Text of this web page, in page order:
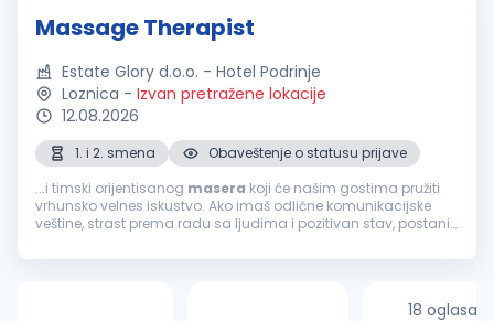
Massage Therapist
Estate Glory d.o.o. - Hotel Podrinje
Loznica - Izvan pretražene lokacije
12.08.2026
1. i 2. smena
Obaveštenje o statusu prijave
...i timski orijentisanog masera koji će našim gostima pružiti
vrhunsko velnes iskustvo. Ako imaš odlične komunikacijske
veštine, strast prema radu sa ljudima i pozitivan stav, postani
odgovarajuća...
18 oglasa